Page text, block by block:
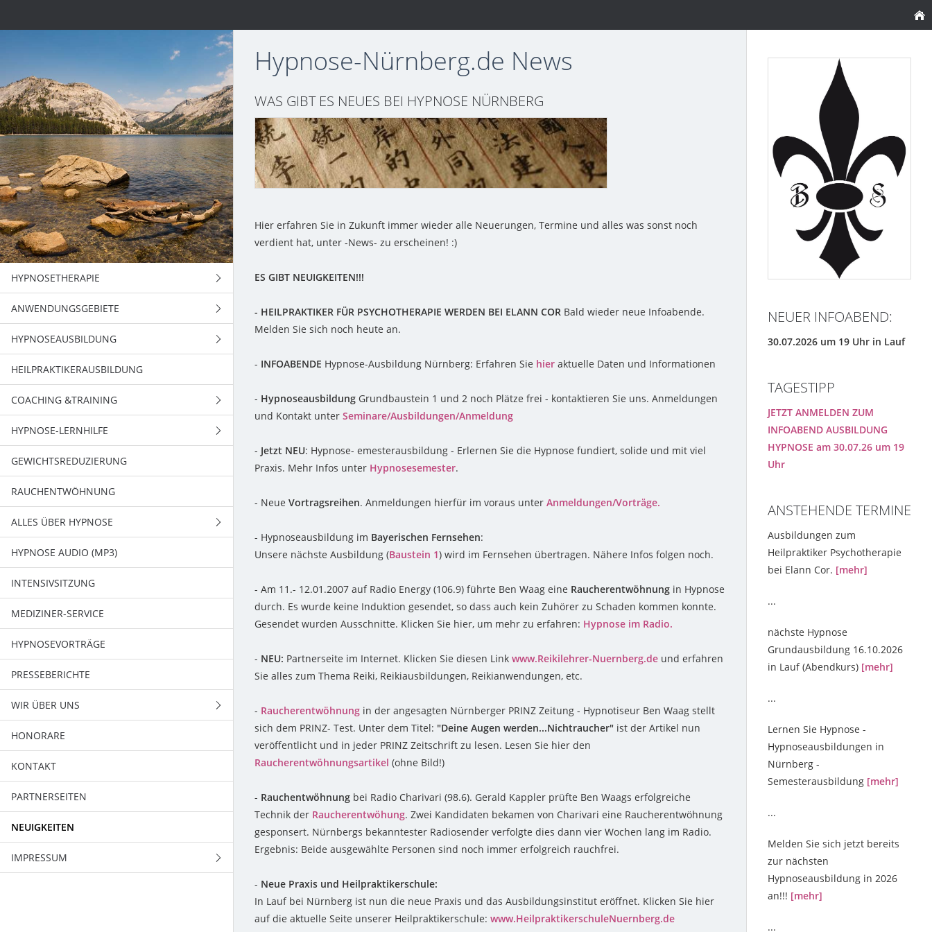
HYPNOSETHERAPIE
ANWENDUNGEN
URSACHENTHERAPIE
TRANCE UND THERAPIE
ANWENDUNGSGEBIETE
HYPNOSE BEI KINDERN
HYPNOSE BEI SENIOREN
HYPNOSEAUSBILDUNG
ÜBERBLICK ÜBER DIE
HYPNOSEAUSBILDUNGEN
HYPNOSE- SEMESTERAUSBILDUNG
HYPNOSE- WOCHENENDSTUDIUM
FACHSPEZIFISCHE AUSBILDUNGEN
AUSBILDUNGSPHILOSOPHIE
AUSBILDUNGSRÄUMLICHKEITEN
HYPNOSETREFFEN
AUSBILDUNGSBAUSTEIN 1
AUSBILDUNGSBAUSTEIN 2
AUSBILDUNGSBAUSTEIN 3
AUSBILDUNGSBAUSTEIN 4
AUSBILDUNGSBAUSTEIN 5
AUSBILDUNGSBAUSTEIN 6
AUSBILDUNGSBAUSTEIN 7
AUSBILDUNGSBAUSTEIN 8
AUSBILDUNGSBAUSTEIN 9
AUSBILDUNGSBAUSTEIN 10
PÄDAG. WEITERBILDUNG
FORTBILDUNGEN
HEILPRAKTIKERAUSBILDUNG
PRAXIS-COACHING
VORAUSSETZUNGEN
ANMELDUNG
HEILPRAKTIKERAUSBILDUNG
COACHING &TRAINING
ELANN COR HYPNOCOACHING
AUTOSUGGESTIVES TRAINING
REIKI
HYPNOSE-LERNHILFE
PRÜFUNGSÄNGSTE
KONZENTRATIONSSCHWÄCHEN
ERSCHWERTES LERNEN
NEGATIVE GRUNDEINSTELLUNG
STRESSEINWIRKUNGEN
ZUSAMMENARBEIT MIT
NACHHILFEINSTITUTEN
GEWICHTSREDUZIERUNG
RAUCHENTWÖHNUNG
ALLES ÜBER HYPNOSE
HYPNOSE
GRUNDLAGEN
DAS GEFÜHL
STADIEN DER HYPNOSE
GEFAHREN DER HYPNOSE
ESOTERIK
ENERGETIK UND MAGNETOPATHIE
MILTON ERIKSON
FRANZ ANTON MESMER
PARAPSYCHOLOGIE
DAVE ELMAN
PSYCHOLOGIE
GEHIRNFORSCHUNG
BIOFEEDBACK
PSYCHOAKTIVE
FREQUENZEN/MINDMACHINES
HYPNOSE AUDIO (MP3)
INTENSIVSITZUNG
MEDIZINER-SERVICE
HYPNOSEVORTRÄGE
PRESSEBERICHTE
WIR ÜBER UNS
PRAXIS UND SCHULE
HONORARE
KONTAKT
PARTNERSEITEN
NEUIGKEITEN
IMPRESSUM
Hypnose-Nürnberg.de News
WAS GIBT ES NEUES BEI HYPNOSE NÜRNBERG
Hier erfahren Sie in Zukunft immer wieder alle Neuerungen, Termine und alles was sonst noch
verdient hat, unter -News- zu erscheinen! :)
ES GIBT NEUIGKEITEN!!!
- HEILPRAKTIKER FÜR PSYCHOTHERAPIE WERDEN BEI ELANN COR Bald wieder neue Infoabende.
Melden Sie sich noch heute an.
- INFOABENDE Hypnose-Ausbildung Nürnberg: Erfahren Sie hier aktuelle Daten und Informationen
- Hypnoseausbildung Grundbaustein 1 und 2 noch Plätze frei - kontaktieren Sie uns. Anmeldungen
und Kontakt unter Seminare/Ausbildungen/Anmeldung
- Jetzt NEU: Hypnose- emesterausbildung - Erlernen Sie die Hypnose fundiert, solide und mit viel
Praxis. Mehr Infos unter Hypnosesemester.
- Neue Vortragsreihen. Anmeldungen hierfür im voraus unter Anmeldungen/Vorträge.
- Hypnoseausbildung im Bayerischen Fernsehen:
Unsere nächste Ausbildung (Baustein 1) wird im Fernsehen übertragen. Nähere Infos folgen noch.
- Am 11.- 12.01.2007 auf Radio Energy (106.9) führte Ben Waag eine Raucherentwöhnung in Hypnose
durch. Es wurde keine Induktion gesendet, so dass auch kein Zuhörer zu Schaden kommen konnte.
Gesendet wurden Ausschnitte. Klicken Sie hier, um mehr zu erfahren: Hypnose im Radio.
- NEU: Partnerseite im Internet. Klicken Sie diesen Link www.Reikilehrer-Nuernberg.de und erfahren
Sie alles zum Thema Reiki, Reikiausbildungen, Reikianwendungen, etc.
- Raucherentwöhnung in der angesagten Nürnberger PRINZ Zeitung - Hypnotiseur Ben Waag stellt
sich dem PRINZ- Test. Unter dem Titel: "Deine Augen werden...Nichtraucher" ist der Artikel nun
veröffentlicht und in jeder PRINZ Zeitschrift zu lesen. Lesen Sie hier den
Raucherentwöhnungsartikel (ohne Bild!)
- Rauchentwöhnung bei Radio Charivari (98.6). Gerald Kappler prüfte Ben Waags erfolgreiche
Technik der Raucherentwöhung. Zwei Kandidaten bekamen von Charivari eine Raucherentwöhnung
gesponsert. Nürnbergs bekanntester Radiosender verfolgte dies dann vier Wochen lang im Radio.
Ergebnis: Beide ausgewählte Personen sind noch immer erfolgreich rauchfrei.
- Neue Praxis und Heilpraktikerschule:
In Lauf bei Nürnberg ist nun die neue Praxis und das Ausbildungsinstitut eröffnet. Klicken Sie hier
auf die aktuelle Seite unserer Heilpraktikerschule: www.HeilpraktikerschuleNuernberg.de
NEUER INFOABEND:
30.07.2026 um 19 Uhr in Lauf
TAGESTIPP
JETZT ANMELDEN ZUM
INFOABEND AUSBILDUNG
HYPNOSE am 30.07.26 um 19
Uhr
ANSTEHENDE TERMINE
Ausbildungen zum
Heilpraktiker Psychotherapie
bei Elann Cor. [mehr]
...
nächste Hypnose
Grundausbildung 16.10.2026
in Lauf (Abendkurs) [mehr]
...
Lernen Sie Hypnose -
Hypnoseausbildungen in
Nürnberg -
Semesterausbildung [mehr]
...
Melden Sie sich jetzt bereits
zur nächsten
Hypnoseausbildung in 2026
an!!! [mehr]
...